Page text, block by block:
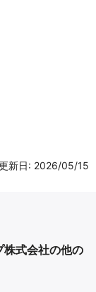
新日: 2026/05/15
株式会社の他の